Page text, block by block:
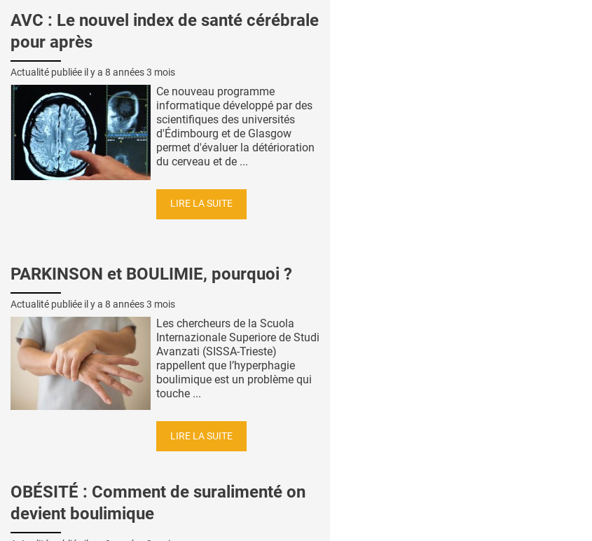
AVC : Le nouvel index de santé cérébrale
pour après
Actualité publiée il y a 8 années 3 mois
Ce nouveau programme
informatique développé par des
scientifiques des universités
d'Édimbourg et de Glasgow
permet d'évaluer la détérioration
du cerveau et de ...
LIRE LA SUITE
PARKINSON et BOULIMIE, pourquoi ?
Actualité publiée il y a 8 années 3 mois
Les chercheurs de la Scuola
Internazionale Superiore de Studi
Avanzati (SISSA-Trieste)
rappellent que l’hyperphagie
boulimique est un problème qui
touche ...
LIRE LA SUITE
OBÉSITÉ : Comment de suralimenté on
devient boulimique